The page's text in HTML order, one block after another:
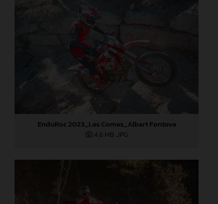
EnduRoc 2023_Les Comes_Albert Fontova
4,6 MB .JPG